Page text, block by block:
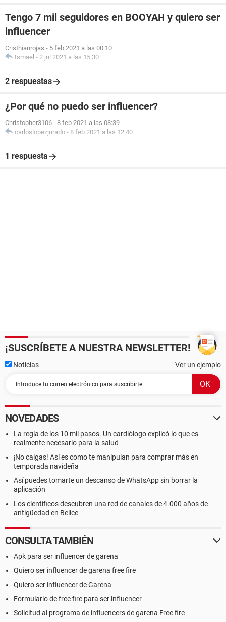
Tengo 7 mil seguidores en BOOYAH y quiero ser
influencer
Cristhianrojas - 5 feb 2021 a las 00:10
Ismael - 2 jul 2021 a las 15:30
2 respuestas
¿Por qué no puedo ser influencer?
Christopher3106 - 8 feb 2021 a las 08:39
carloslopezjurado - 8 feb 2021 a las 12:40
1 respuesta
¡SUSCRÍBETE A NUESTRA NEWSLETTER!
Noticias Ver un ejemplo
NOVEDADES
La regla de los 10 mil pasos. Un cardiólogo explicó lo que es
realmente necesario para la salud
¡No caigas! Así es como te manipulan para comprar más en
temporada navideña
Así puedes tomarte un descanso de WhatsApp sin borrar la
aplicación
Los científicos descubren una red de canales de 4.000 años de
antigüedad en Belice
CONSULTA TAMBIÉN
Apk para ser influencer de garena
Quiero ser influencer de garena free fire
Quiero ser influencer de Garena
Formulario de free fire para ser influencer
Solicitud al programa de influencers de garena Free fire